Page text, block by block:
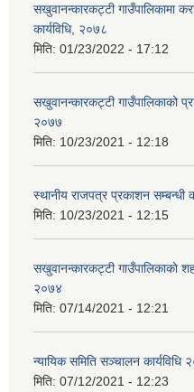
सखुवानन्कारकट्टी गाउँपालिकामा
कार्यविधि, २०७८
मिति: 01/23/2022 - 17:12
सखुवानन्कारकट्टी गाउँपालिकाको
२०७७
मिति: 10/23/2021 - 12:18
स्थानीय राजपत्र प्रकाशन सम्बन्धी
मिति: 10/23/2021 - 12:15
सखुवानन्कारकट्टी गाउँपालिकाकाे
२०७४
मिति: 07/14/2021 - 12:21
न्यायिक समिति सञ्चालन कार्यविधि
मिति: 07/12/2021 - 12:23